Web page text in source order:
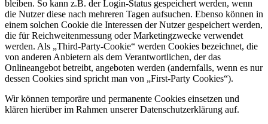
bleiben. So kann z.B. der Login-Status gespeichert werden, wenn
die Nutzer diese nach mehreren Tagen aufsuchen. Ebenso können in
einem solchen Cookie die Interessen der Nutzer gespeichert werden,
die für Reichweitenmessung oder Marketingzwecke verwendet
werden. Als „Third-Party-Cookie“ werden Cookies bezeichnet, die
von anderen Anbietern als dem Verantwortlichen, der das
Onlineangebot betreibt, angeboten werden (andernfalls, wenn es nur
dessen Cookies sind spricht man von „First-Party Cookies“).
Wir können temporäre und permanente Cookies einsetzen und
klären hierüber im Rahmen unserer Datenschutzerklärung auf.